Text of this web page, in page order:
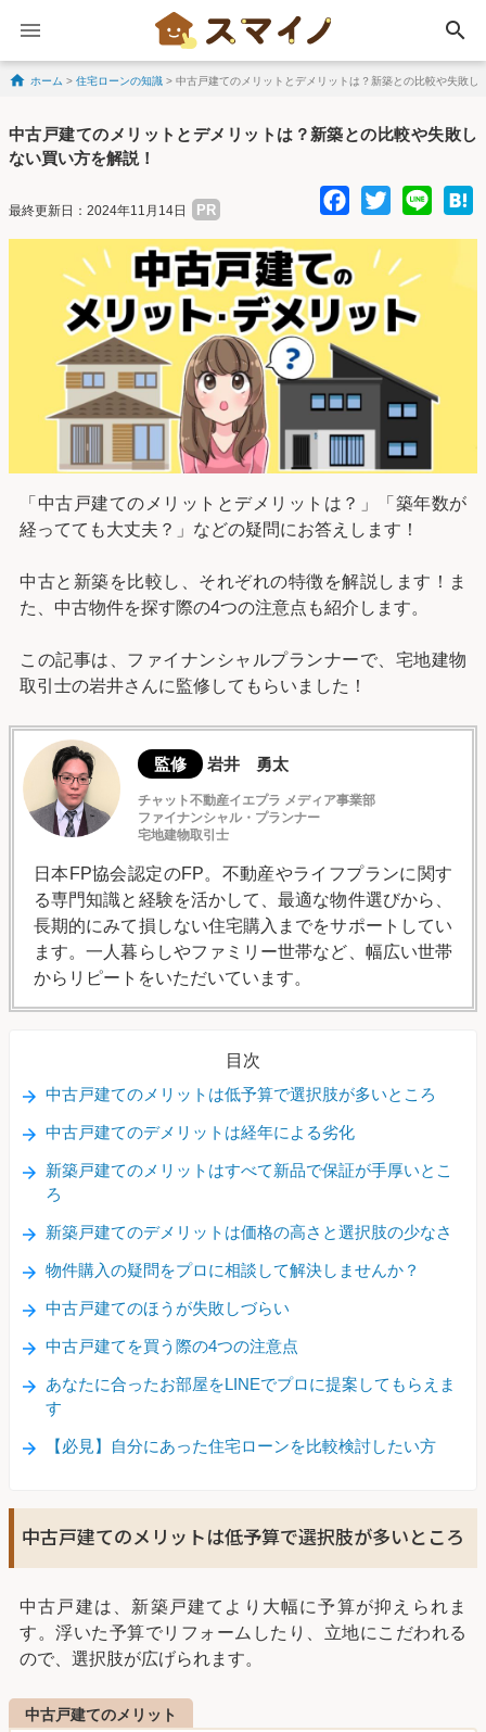
search
Skip to content
ホーム > 住宅ローンの知識 > 中古戸建てのメリットとデメリットは？新築との比較や失敗し
中古戸建てのメリットとデメリットは？新築との比較や失敗し
ない買い方を解説！
最終更新日：2024年11月14日 PR
「中古戸建てのメリットとデメリットは？」「築年数が
経ってても大丈夫？」などの疑問にお答えします！
中古と新築を比較し、それぞれの特徴を解説します！ま
た、中古物件を探す際の4つの注意点も紹介します。
この記事は、ファイナンシャルプランナーで、宅地建物
取引士の岩井さんに監修してもらいました！
監修 岩井 勇太
チャット不動産イエプラ メディア事業部
ファイナンシャル・プランナー
宅地建物取引士
日本FP協会認定のFP。不動産やライフプランに関す
る専門知識と経験を活かして、最適な物件選びから、
長期的にみて損しない住宅購入までをサポートしてい
ます。一人暮らしやファミリー世帯など、幅広い世帯
からリピートをいただいています。
目次
中古戸建てのメリットは低予算で選択肢が多いところ
中古戸建てのデメリットは経年による劣化
新築戸建てのメリットはすべて新品で保証が手厚いとこ
ろ
新築戸建てのデメリットは価格の高さと選択肢の少なさ
物件購入の疑問をプロに相談して解決しませんか？
中古戸建てのほうが失敗しづらい
中古戸建てを買う際の4つの注意点
あなたに合ったお部屋をLINEでプロに提案してもらえま
す
【必見】自分にあった住宅ローンを比較検討したい方
中古戸建てのメリットは低予算で選択肢が多いところ
中古戸建は、新築戸建てより大幅に予算が抑えられま
す。浮いた予算でリフォームしたり、立地にこだわれる
ので、選択肢が広げられます。
中古戸建てのメリット